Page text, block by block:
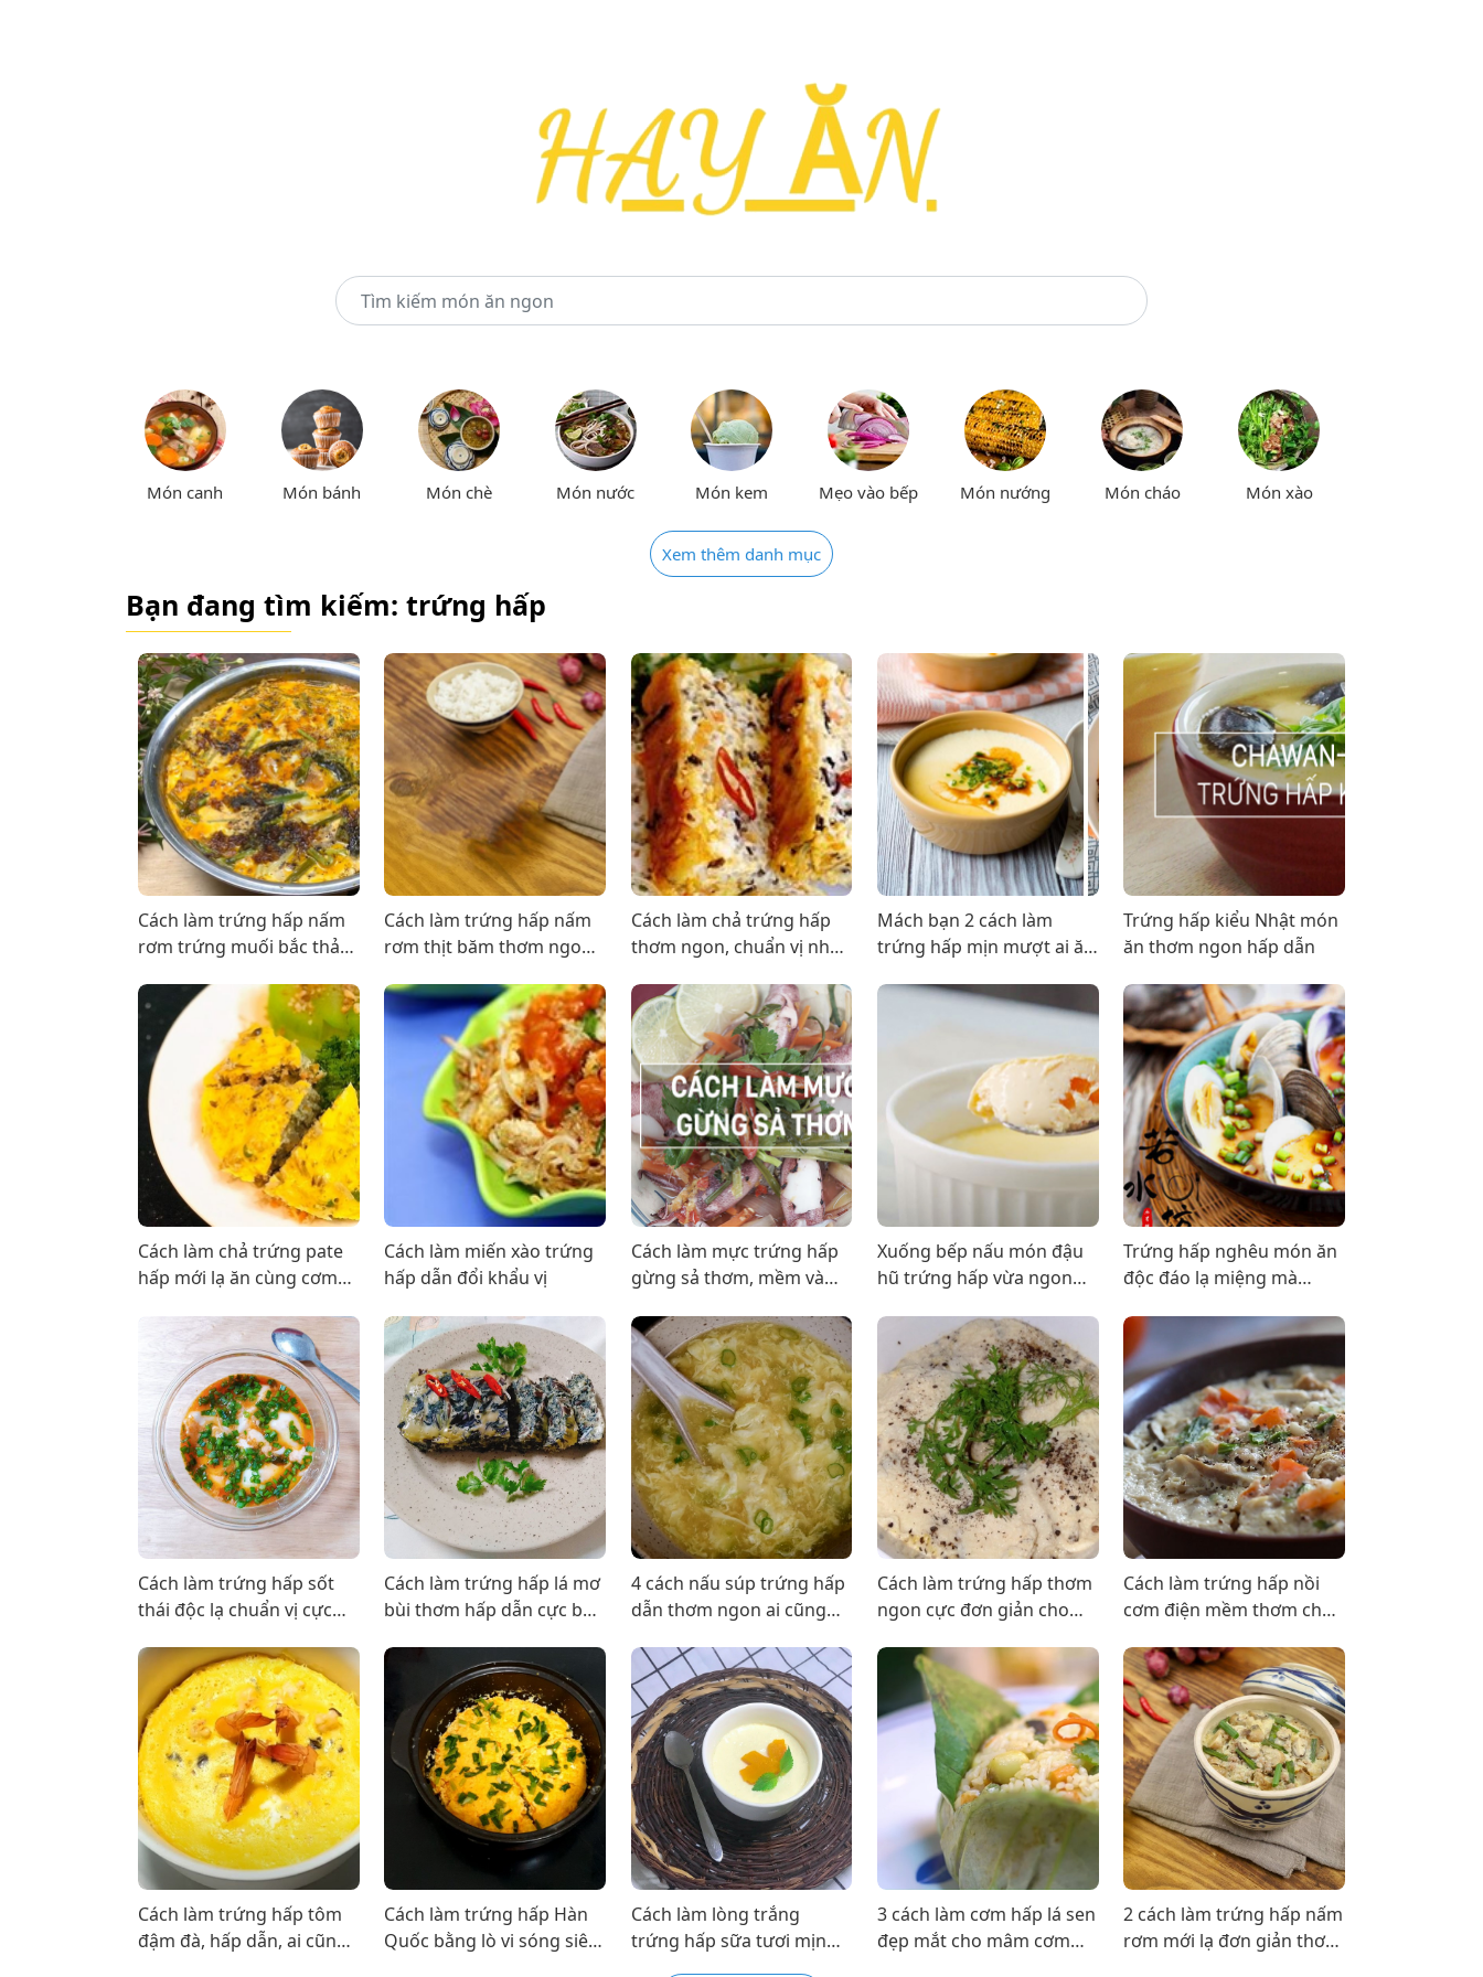
Món canh Món bánh Món chè Món nước Món kem Mẹo vào bếp Món nướng Món cháo Món xào
Xem thêm danh mục
Bạn đang tìm kiếm: trứng hấp
Cách làm trứng hấp nấm
rơm trứng muối bắc thảo
Cách làm trứng hấp nấm
rơm thịt băm thơm ngon,
Cách làm chả trứng hấp
thơm ngon, chuẩn vị như
Mách bạn 2 cách làm
trứng hấp mịn mượt ai ăn
Trứng hấp kiểu Nhật món
ăn thơm ngon hấp dẫn
Cách làm chả trứng pate
hấp mới lạ ăn cùng cơm
Cách làm miến xào trứng
hấp dẫn đổi khẩu vị
Cách làm mực trứng hấp
gừng sả thơm, mềm và
Xuống bếp nấu món đậu
hũ trứng hấp vừa ngon
tăng cân
Trứng hấp nghêu món ăn
độc đáo lạ miệng mà
Cách làm trứng hấp sốt
thái độc lạ chuẩn vị cực
Cách làm trứng hấp lá mơ
bùi thơm hấp dẫn cực bổ
4 cách nấu súp trứng hấp
dẫn thơm ngon ai cũng
Cách làm trứng hấp thơm
ngon cực đơn giản cho
Cách làm trứng hấp nồi
cơm điện mềm thơm cho
dưỡng
Cách làm trứng hấp tôm
đậm đà, hấp dẫn, ai cũng
Cách làm trứng hấp Hàn
Quốc bằng lò vi sóng siêu
Cách làm lòng trắng
trứng hấp sữa tươi mịn
3 cách làm cơm hấp lá sen
đẹp mắt cho mâm cơm
2 cách làm trứng hấp nấm
rơm mới lạ đơn giản thơm